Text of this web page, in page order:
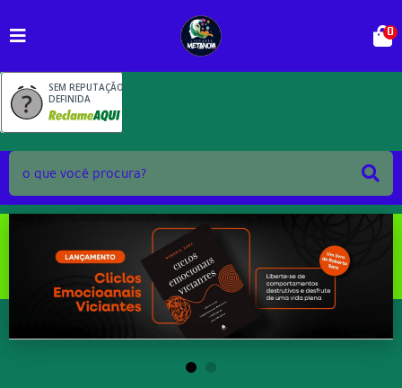
SEM REPUTAÇÃO
DEFINIDA
0